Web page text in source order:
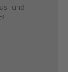
und